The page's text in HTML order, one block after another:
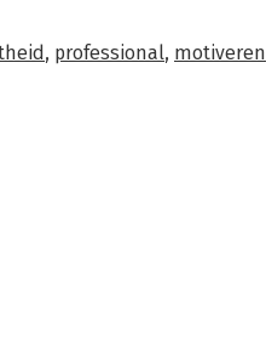
, professional, motiveren